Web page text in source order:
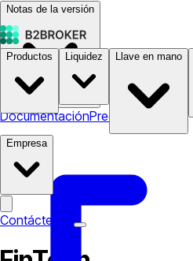
Notas de la versión
DocumentaciónPrecios
Productos Liquidez Llave en mano
Empresa
Contáctenos